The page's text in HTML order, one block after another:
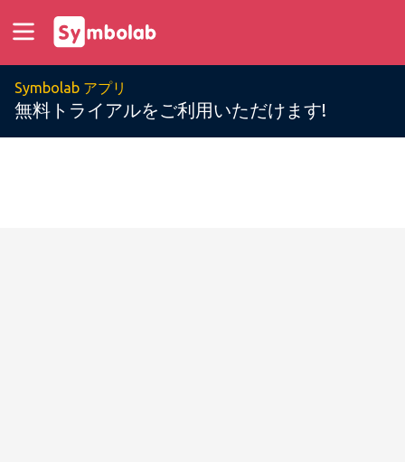
Symbolab アプリ
無料トライアルをご利用いただけます!